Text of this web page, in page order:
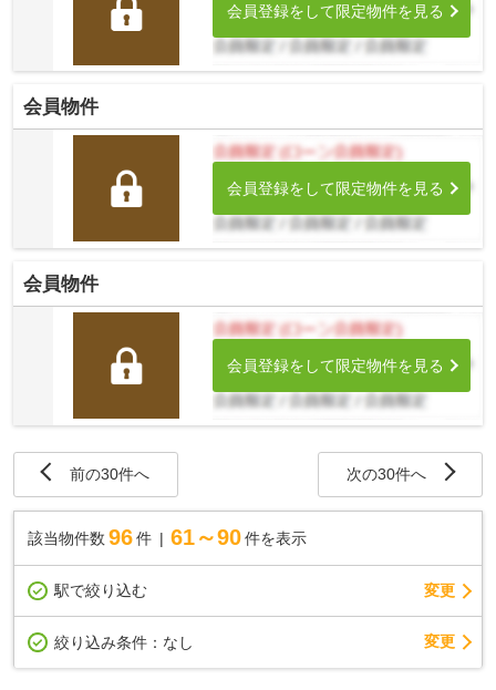
会員登録をして限定物件を見る
会員物件
会員登録をして限定物件を見る
会員物件
会員登録をして限定物件を見る
前の30件へ 次の30件へ
該当物件数 96件 61～90 件を表示
駅で絞り込む 変更
絞り込み条件： なし 変更